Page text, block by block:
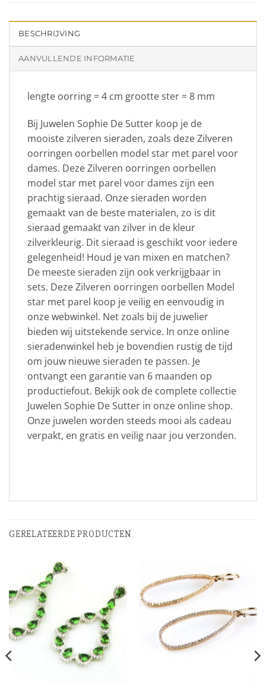
BESCHRIJVING
AANVULLENDE INFORMATIE
lengte oorring = 4 cm grootte ster = 8 mm
Bij Juwelen Sophie De Sutter koop je de
mooiste zilveren sieraden, zoals deze Zilveren
oorringen oorbellen model star met parel voor
dames. Deze Zilveren oorringen oorbellen
model star met parel voor dames zijn een
prachtig sieraad. Onze sieraden worden
gemaakt van de beste materialen, zo is dit
sieraad gemaakt van zilver in de kleur
zilverkleurig. Dit sieraad is geschikt voor iedere
gelegenheid! Houd je van mixen en matchen?
De meeste sieraden zijn ook verkrijgbaar in
sets. Deze Zilveren oorringen oorbellen Model
star met parel koop je veilig en eenvoudig in
onze webwinkel. Net zoals bij de juwelier
bieden wij uitstekende service. In onze online
sieradenwinkel heb je bovendien rustig de tijd
om jouw nieuwe sieraden te passen. Je
ontvangt een garantie van 6 maanden op
productiefout. Bekijk ook de complete collectie
Juwelen Sophie De Sutter in onze online shop.
Onze juwelen worden steeds mooi als cadeau
verpakt, en gratis en veilig naar jou verzonden.
GERELATEERDE PRODUCTEN